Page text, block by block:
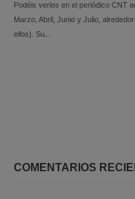
Podéis verlos en el periódico CNT
Marzo, Abril, Junio y Julio,
ellos). Su...
COMENTARIOS